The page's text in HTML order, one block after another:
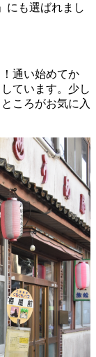
にも選ばれまし
通い始めてか
ています。少し
ころがお気に入